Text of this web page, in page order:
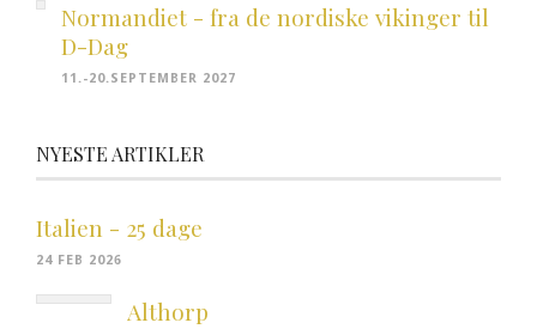
Normandiet - fra de nordiske vikinger til
D-Dag
11.-20.SEPTEMBER 2027
NYESTE ARTIKLER
Italien - 25 dage
24 FEB 2026
Althorp